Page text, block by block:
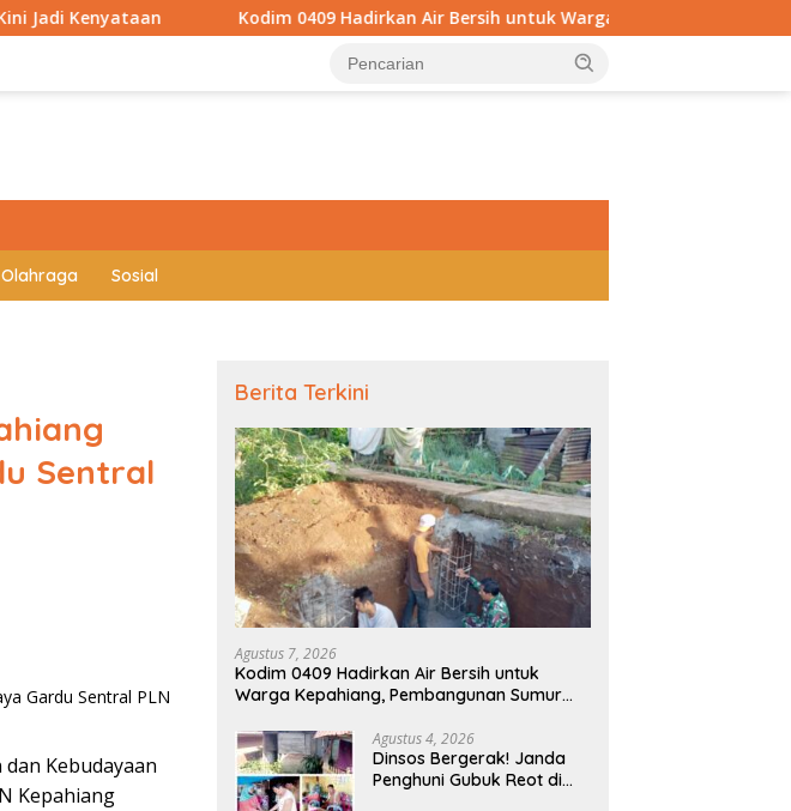
Kodim 0409 Hadirkan Air Bersih untuk Warga Kepahiang, Pembangunan Sumur Bor
Olahraga Sosial
Sentral
Kebudayaan
Kepahiang
Berita Terkini
Agustus 7, 2026
Kodim 0409 Hadirkan Air Bersih untuk
Warga Kepahiang, Pembangunan Sumur
Agustus 4, 2026
Dinsos Bergerak! Janda
Penghuni Gubuk Reot di